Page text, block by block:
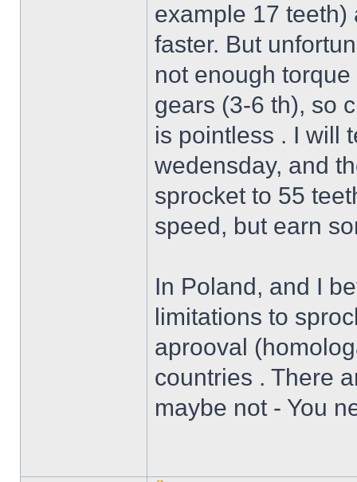
example 17 teeth)
faster. But
not enough
gears (3-6 th), so
is pointless . I will
wedensday, and
sprocket to 55
speed, but earn
In Poland, and I
limitations to
aprooval
countries . There
maybe not - You